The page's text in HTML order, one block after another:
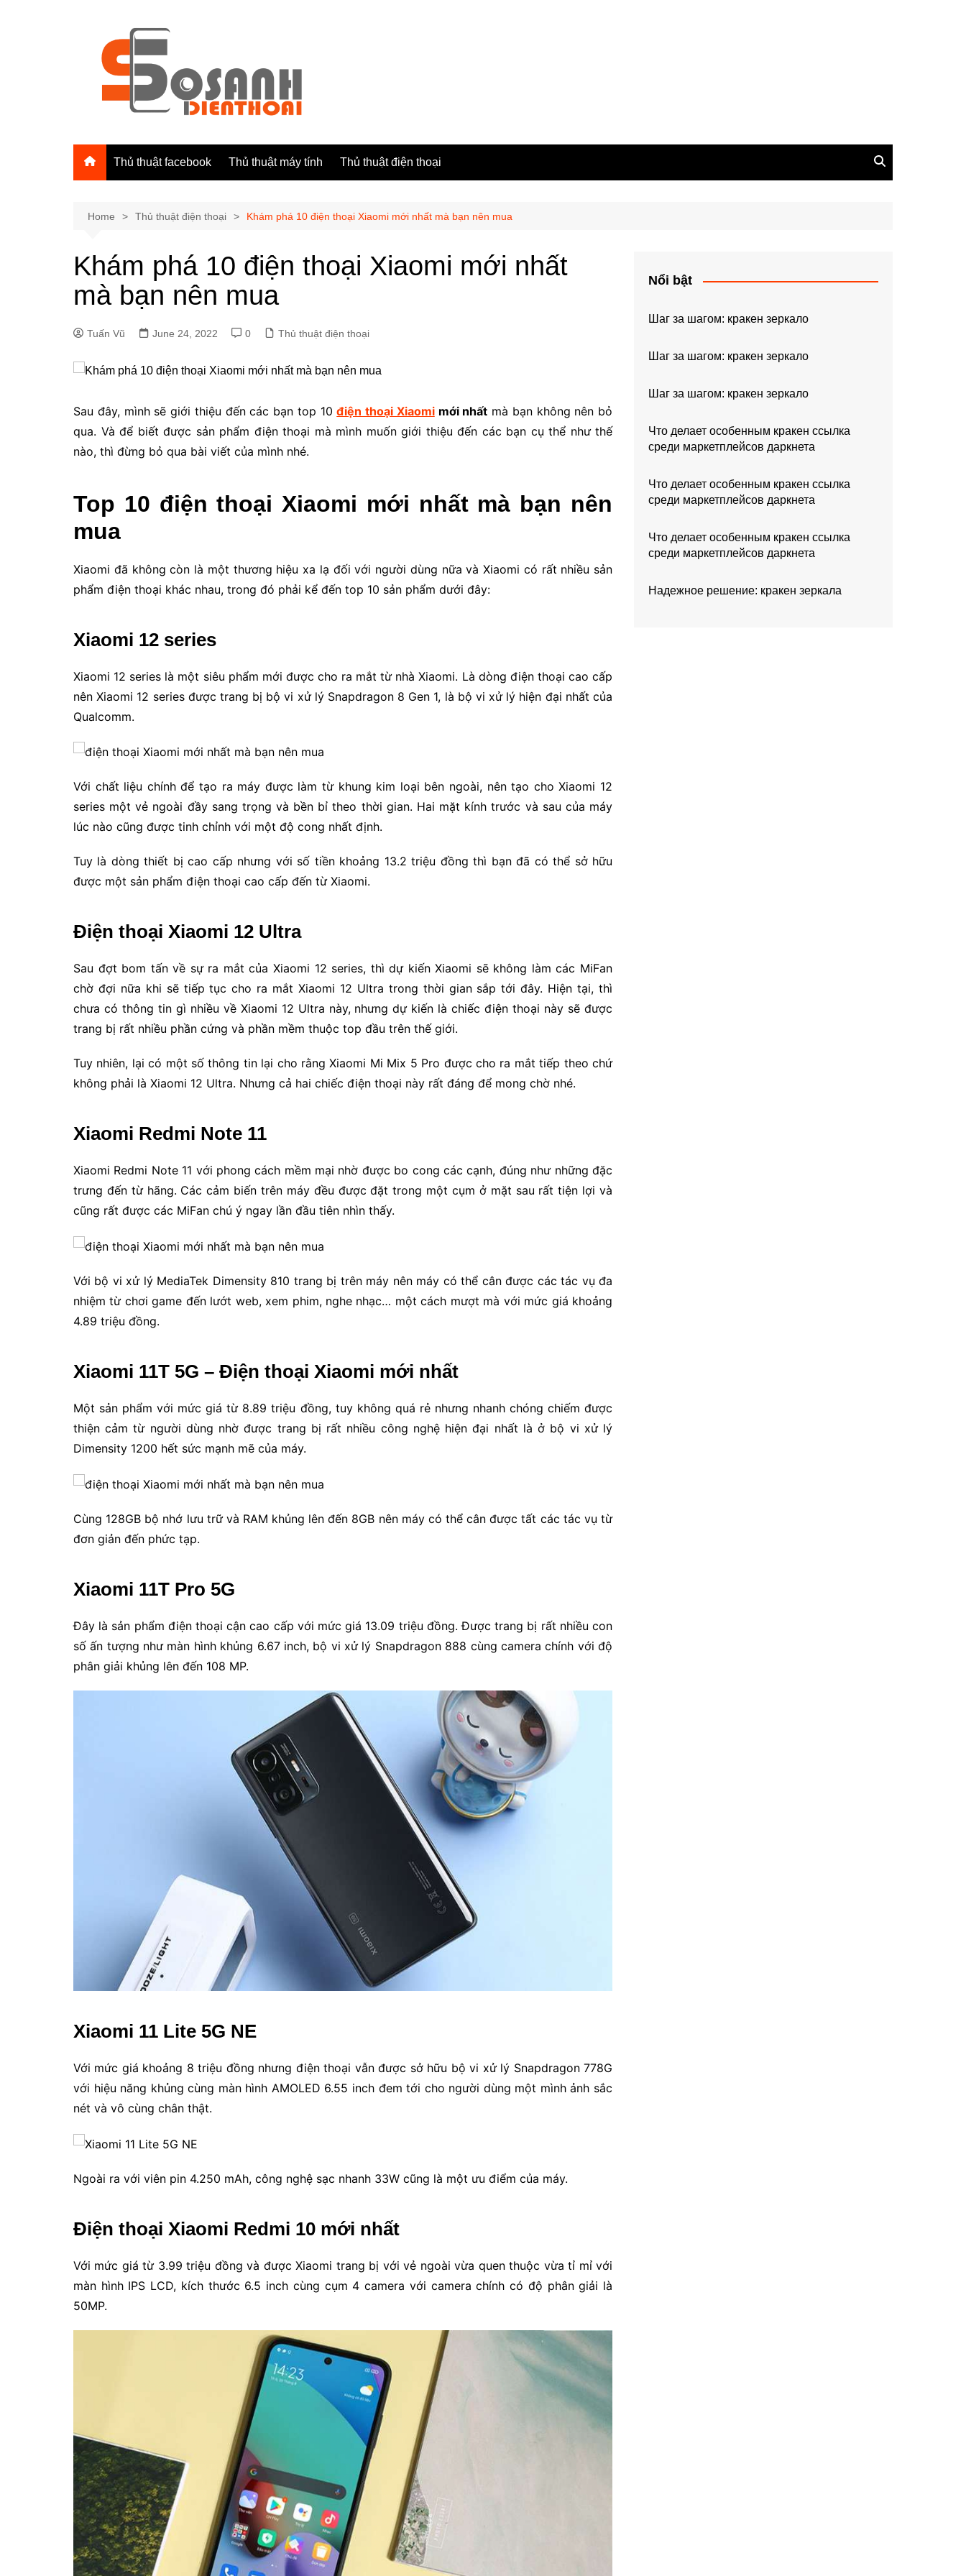
Thủ thuật facebook Thủ thuật máy tính Thủ thuật điện thoại
Home Thủ thuật điện thoại Khám phá 10 điện thoại Xiaomi mới nhất mà bạn nên mua
Khám phá 10 điện thoại Xiaomi mới nhất
mà bạn nên mua
Tuấn Vũ June 24, 2022 0 Thủ thuật điện thoại
Sau đây, mình sẽ giới thiệu đến các bạn top 10điện thoại Xiaomimới nhất mà bạn không nên bỏ
qua. Và để biết được sản phẩm điện thoại mà mình muốn giới thiệu đến các bạn cụ thể như thế
nào, thì đừng bỏ qua bài viết của mình nhé.
Top 10 điện thoại Xiaomi mới nhất mà bạn nên
mua
Xiaomi đã không còn là một thương hiệu xa lạ đối với người dùng nữa và Xiaomi có rất nhiều sản
phẩm điện thoại khác nhau, trong đó phải kể đến top 10 sản phẩm dưới đây:
Xiaomi 12 series
Xiaomi 12 series là một siêu phẩm mới được cho ra mắt từ nhà Xiaomi. Là dòng điện thoại cao cấp
nên Xiaomi 12 series được trang bị bộ vi xử lý Snapdragon 8 Gen 1, là bộ vi xử lý hiện đại nhất của
Qualcomm.
Với chất liệu chính để tạo ra máy được làm từ khung kim loại bên ngoài, nên tạo cho Xiaomi 12
series một vẻ ngoài đầy sang trọng và bền bỉ theo thời gian. Hai mặt kính trước và sau của máy
lúc nào cũng được tinh chỉnh với một độ cong nhất định.
Tuy là dòng thiết bị cao cấp nhưng với số tiền khoảng 13.2 triệu đồng thì bạn đã có thể sở hữu
được một sản phẩm điện thoại cao cấp đến từ Xiaomi.
Điện thoại Xiaomi 12 Ultra
Sau đợt bom tấn về sự ra mắt của Xiaomi 12 series, thì dự kiến Xiaomi sẽ không làm các MiFan
chờ đợi nữa khi sẽ tiếp tục cho ra mắt Xiaomi 12 Ultra trong thời gian sắp tới đây. Hiện tại, thì
chưa có thông tin gì nhiều về Xiaomi 12 Ultra này, nhưng dự kiến là chiếc điện thoại này sẽ được
trang bị rất nhiều phần cứng và phần mềm thuộc top đầu trên thế giới.
Tuy nhiên, lại có một số thông tin lại cho rằng Xiaomi Mi Mix 5 Pro được cho ra mắt tiếp theo chứ
không phải là Xiaomi 12 Ultra. Nhưng cả hai chiếc điện thoại này rất đáng để mong chờ nhé.
Xiaomi Redmi Note 11
Xiaomi Redmi Note 11 với phong cách mềm mại nhờ được bo cong các cạnh, đúng như những đặc
trưng đến từ hãng. Các cảm biến trên máy đều được đặt trong một cụm ở mặt sau rất tiện lợi và
cũng rất được các MiFan chú ý ngay lần đầu tiên nhìn thấy.
Với bộ vi xử lý MediaTek Dimensity 810 trang bị trên máy nên máy có thể cân được các tác vụ đa
nhiệm từ chơi game đến lướt web, xem phim, nghe nhạc… một cách mượt mà với mức giá khoảng
4.89 triệu đồng.
Xiaomi 11T 5G – Điện thoại Xiaomi mới nhất
Một sản phẩm với mức giá từ 8.89 triệu đồng, tuy không quá rẻ nhưng nhanh chóng chiếm được
thiện cảm từ người dùng nhờ được trang bị rất nhiều công nghệ hiện đại nhất là ở bộ vi xử lý
Dimensity 1200 hết sức mạnh mẽ của máy.
Cùng 128GB bộ nhớ lưu trữ và RAM khủng lên đến 8GB nên máy có thể cân được tất các tác vụ từ
đơn giản đến phức tạp.
Xiaomi 11T Pro 5G
Đây là sản phẩm điện thoại cận cao cấp với mức giá 13.09 triệu đồng. Được trang bị rất nhiều con
số ấn tượng như màn hình khủng 6.67 inch, bộ vi xử lý Snapdragon 888 cùng camera chính với độ
phân giải khủng lên đến 108 MP.
Xiaomi 11 Lite 5G NE
Với mức giá khoảng 8 triệu đồng nhưng điện thoại vẫn được sở hữu bộ vi xử lý Snapdragon 778G
với hiệu năng khủng cùng màn hình AMOLED 6.55 inch đem tới cho người dùng một mình ảnh sắc
nét và vô cùng chân thật.
Ngoài ra với viên pin 4.250 mAh, công nghệ sạc nhanh 33W cũng là một ưu điểm của máy.
Điện thoại Xiaomi Redmi 10 mới nhất
Với mức giá từ 3.99 triệu đồng và được Xiaomi trang bị với vẻ ngoài vừa quen thuộc vừa tỉ mỉ với
màn hình IPS LCD, kích thước 6.5 inch cùng cụm 4 camera với camera chính có độ phân giải là
50MP.
Nổi bật
Шаг за шагом: кракен зеркало
Шаг за шагом: кракен зеркало
Шаг за шагом: кракен зеркало
Что делает особенным кракен ссылка
среди маркетплейсов даркнета
Что делает особенным кракен ссылка
среди маркетплейсов даркнета
Что делает особенным кракен ссылка
среди маркетплейсов даркнета
Надежное решение: кракен зеркала